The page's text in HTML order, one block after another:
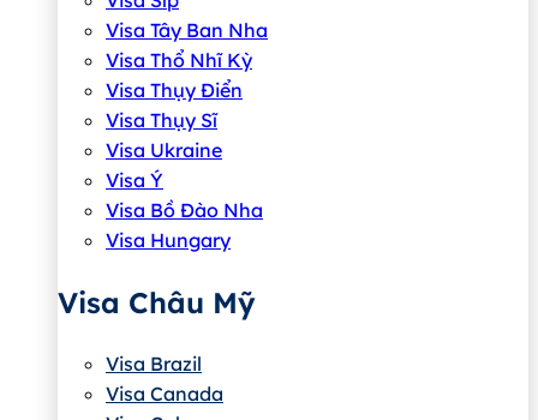
Visa Tây Ban Nha
Visa Thổ Nhĩ Kỳ
Visa Thụy Điển
Visa Thụy Sĩ
Visa Ukraine
Visa Ý
Visa Bồ Đào Nha
Visa Hungary
Visa Châu Mỹ
Visa Brazil
Visa Canada